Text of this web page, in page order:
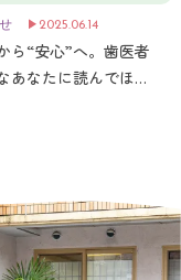
2025.06.14
ら“安心”へ。歯医者
あなたに読んでほし